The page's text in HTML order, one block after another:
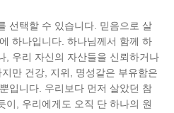
선택할 수 있습니다. 믿음으로 살
하나입니다. 하나님께서 함께 하
, 우리 자신의 자산들을 신뢰하거나
만 건강, 지위, 명성같은 부유함은
입니다. 우리보다 먼저 살았던 참
이, 우리에게도 오직 단 하나의 원